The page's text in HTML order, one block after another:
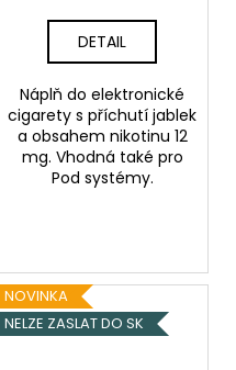
DETAIL
Náplň do elektronické
cigarety s příchutí jablek
a obsahem nikotinu 12
mg. Vhodná také pro
Pod systémy.
NOVINKA
NELZE ZASLAT DO SK